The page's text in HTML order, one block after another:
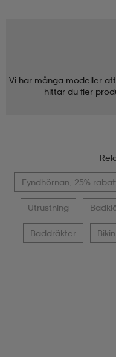
Vi har många modeller
hittar du fler
Fyndhörnan, 25%
Utrustning
Baddräkter